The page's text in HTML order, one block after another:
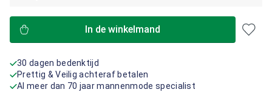
In de winkelmand
30 dagen bedenktijd
Prettig & Veilig achteraf betalen
Al meer dan 70 jaar mannenmode specialist